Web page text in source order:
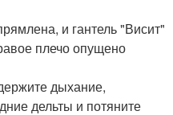
и гантель "Висит"
плечо опущено
дыхание,
дельты и потяните